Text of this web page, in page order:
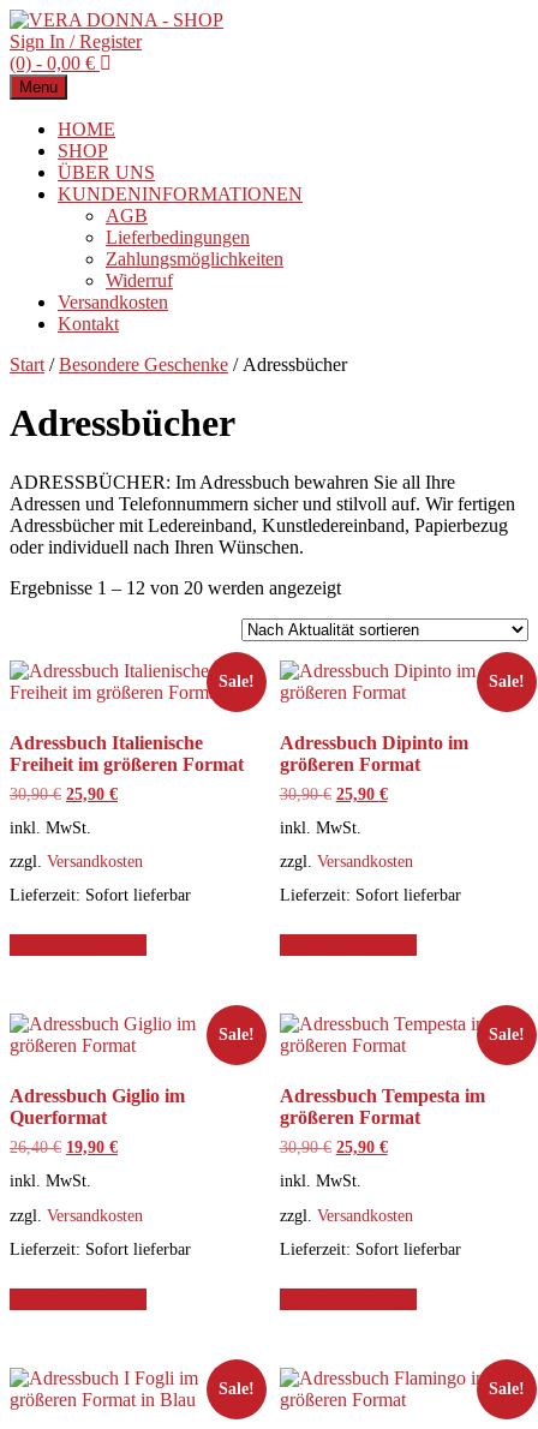
Sign In / Register
(0) - 0,00 €
Menu
HOME
SHOP
ÜBER UNS
KUNDENINFORMATIONEN
AGB
Lieferbedingungen
Zahlungsmöglichkeiten
Widerruf
Versandkosten
Kontakt
Start /Besondere Geschenke / Adressbücher
Adressbücher
ADRESSBÜCHER: Im Adressbuch bewahren Sie all Ihre
Adressen und Telefonnummern sicher und stilvoll auf. Wir fertigen
Adressbücher mit Ledereinband, Kunstledereinband, Papierbezug
oder individuell nach Ihren Wünschen.
Ergebnisse 1 – 12 von 20 werden angezeigtNach
sortiert
Sale!
Adressbuch Italienische
Freiheit im größeren Format
30,90€ Ursprünglicher
war:
25,90 €Aktueller
inkl. MwSt.
zzgl. Versandkosten
Lieferzeit: Sofort lieferbar
Sale!
Adressbuch Dipinto im
größeren Format
30,90€ Ursprünglicher
war:
25,90 €Aktueller
inkl. MwSt.
zzgl. Versandkosten
Lieferzeit: Sofort lieferbar
Sale!
Adressbuch Giglio im
Querformat
26,40€ Ursprünglicher
war:
19,90 €Aktueller
inkl. MwSt.
zzgl. Versandkosten
Lieferzeit: Sofort lieferbar
Sale!
Adressbuch Tempesta im
größeren Format
30,90€ Ursprünglicher
war:
25,90 €Aktueller
inkl. MwSt.
zzgl. Versandkosten
Lieferzeit: Sofort lieferbar
Sale! Sale!